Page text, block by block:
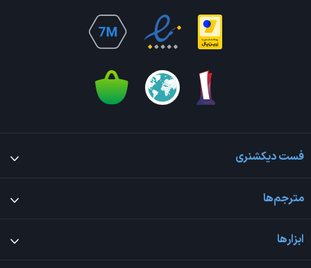
فست دیکشنری
مترجم‌ها
ابزارها